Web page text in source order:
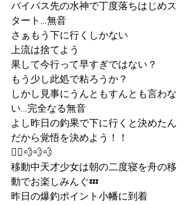
バイパス先の水神で丁度落ちはじめス
タート…無音
さぁもう下に行くしかない
上流は捨てよう
果して今行って早すぎではない？
もう少し此処で粘ろうか？
しかし見事にうんともすんとも言わな
い…完全なる無音
よし昨日の釣果で下に行くと決めたん
だから覚悟を決めよう！！
🚣‍♀️💨💨💨
移動中天才少女は朝の二度寝を舟の移
動でお楽しみんぐ💤
昨日の爆釣ポイント小幡に到着